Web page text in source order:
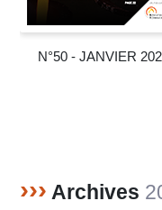
N°50 - JANVIER
››› Archives